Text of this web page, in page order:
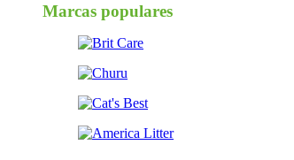
Marcas populares